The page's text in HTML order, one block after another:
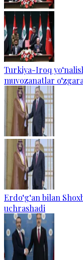
Turkiya-Iroq
muvozanatlar
Erdo‘g‘an bilan
uchrashadi